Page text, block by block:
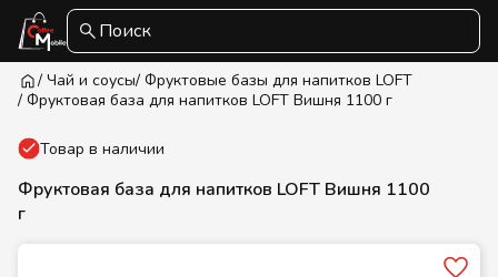
Поиск
/ Чай и соусы/ Фруктовые базы для напитков LOFT
/ Фруктовая база для напитков LOFT Вишня 1100 г
Товар в наличии
Фруктовая база для напитков LOFT Вишня 1100
г